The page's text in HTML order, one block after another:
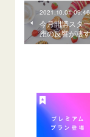
2021.10.01 09:46
今月開講スタ
座の反響が凄